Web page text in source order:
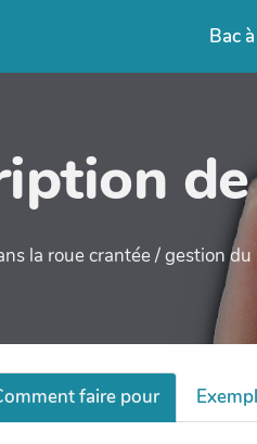
Bac
la roue crantée / gestion
faire pour